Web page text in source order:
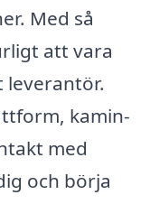
Med så
att vara
kamin-
med
och börja